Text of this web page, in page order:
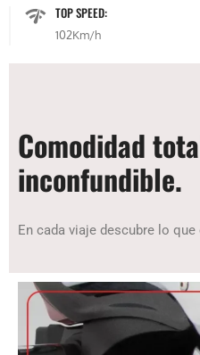
TOP SPEED:
102Km/h
Comodidad
inconfundible.
En cada viaje descubre lo